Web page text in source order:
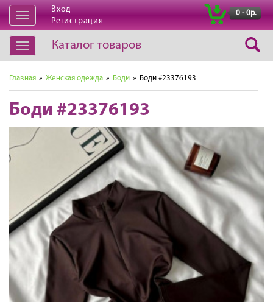
Открыть
навигацию
Вход
Регистрация
0 - 0р.
Открыть
навигацию
Каталог товаров
Главная » Женская одежда » Боди » Боди #23376193
Боди #23376193